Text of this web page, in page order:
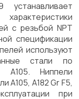
с резьбой NPT
спецификации
используют
стали по
A105. Ниппели
A105, A182 Gr F5,
при